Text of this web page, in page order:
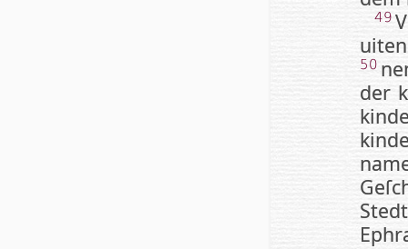
49
50
der